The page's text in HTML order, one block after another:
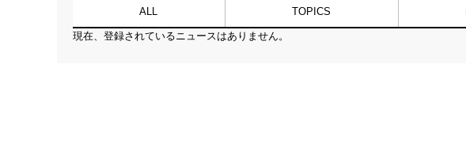
ALL TOPICS
現在、登録されているニュースはありません。